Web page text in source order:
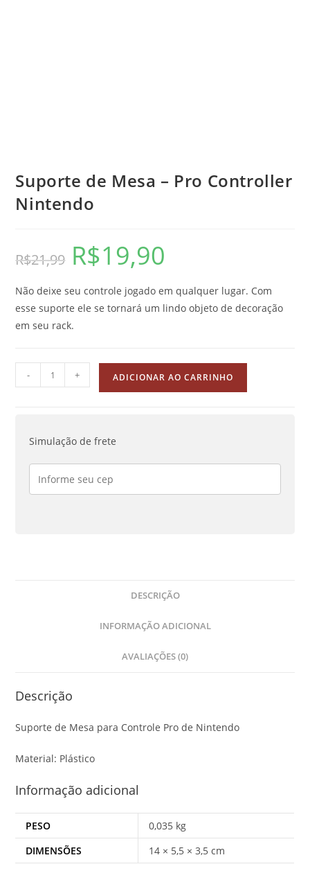
Suporte de Mesa – Pro Controller
Nintendo
R$21,99
O
preço
original
R$21,99.
R$19,90
R$19,90.
Não deixe seu controle jogado em qualquer lugar. Com
esse suporte ele se tornará um lindo objeto de decoração
em seu rack.
Suporte
de
Pro
Nintendo
quantidade
- + ADICIONAR AO CARRINHO
Simulação de frete
DESCRIÇÃO
INFORMAÇÃO ADICIONAL
AVALIAÇÕES (0)
Descrição
Suporte de Mesa para Controle Pro de Nintendo
Material: Plástico
Informação adicional
PESO
0,035 kg
DIMENSÕES
14 × 5,5 × 3,5 cm